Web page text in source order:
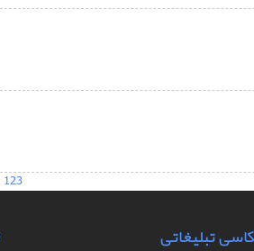
123
تبلیغاتی